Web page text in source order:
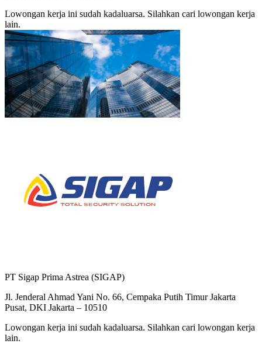
Lowongan kerja ini sudah kadaluarsa. Silahkan cari lowongan kerja
lain.
PT Sigap Prima Astrea (SIGAP)
Jl. Jenderal Ahmad Yani No. 66, Cempaka Putih Timur Jakarta
Pusat, DKI Jakarta – 10510
Lowongan kerja ini sudah kadaluarsa. Silahkan cari lowongan kerja
lain.